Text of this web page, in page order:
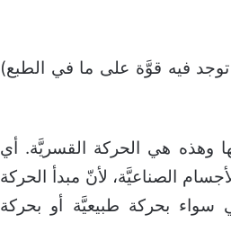
فيه قوَّة على ما في الطبع)
وهذه هي الحركة القسريَّة. أي
الصناعيَّة، لأنّ مبدأ الحركة
سواء بحركة طبيعيَّة أو بحركة